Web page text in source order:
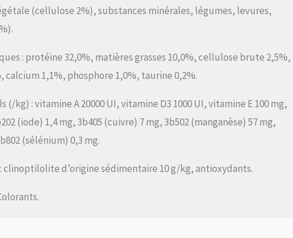
(cellulose 2%), substances minérales, légumes, levures,
: protéine 32,0%, matières grasses 10,0%, cellulose brute 2,5%,
calcium 1,1%, phosphore 1,0%, taurine 0,2%.
kg) : vitamine A 20000 UI, vitamine D3 1000 UI, vitamine E 100 mg,
(iode) 1,4 mg, 3b405 (cuivre) 7 mg, 3b502 (manganèse) 57 mg,
(sélénium) 0,3 mg.
clinoptilolite d’origine sédimentaire 10 g/kg, antioxydants.